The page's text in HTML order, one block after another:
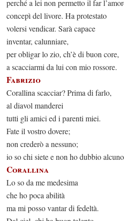
perché a lei non permetto il far
concepì del livore. Ha protestato
volersi vendicar. Sarà capace
inventar, calunniare,
per obligar lo zio, ch’è di buon core,
a scacciarmi da lui con mio rossore.
Fabrizio
Corallina scacciar? Prima di farlo,
al diavol manderei
tutti gli amici ed i parenti miei.
Fate il vostro dovere;
non crederò a nessuno;
io so chi siete e non ho dubbio
Corallina
Lo so da me medesima
che ho poca abilità
ma mi posso vantar di fedeltà.